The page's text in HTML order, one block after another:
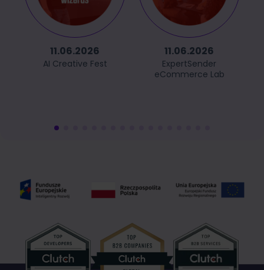
11.06.2026
AI Creative Fest
11.06.2026
ExpertSender
eCommerce Lab